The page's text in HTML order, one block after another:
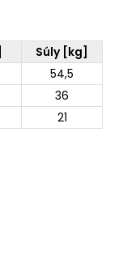
Súly [kg]
54,5
36
21